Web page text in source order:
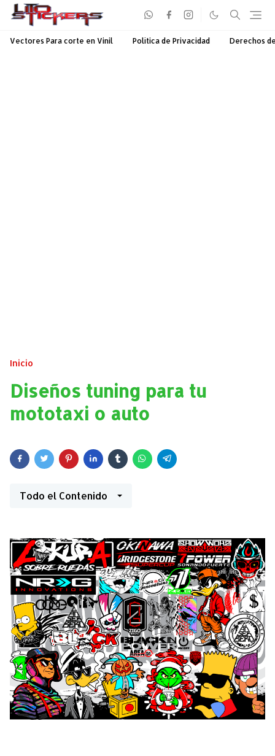
Vectores Para corte en Vinil Política de Privacidad Derechos
Inicio
Diseños tuning para tu
mototaxi o auto
Todo el Contenido